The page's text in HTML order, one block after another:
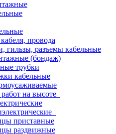
провода
гильзы, разъемы кабельные
(бондаж)
трубки
кабельные
на высоте
приставные
раздвижные